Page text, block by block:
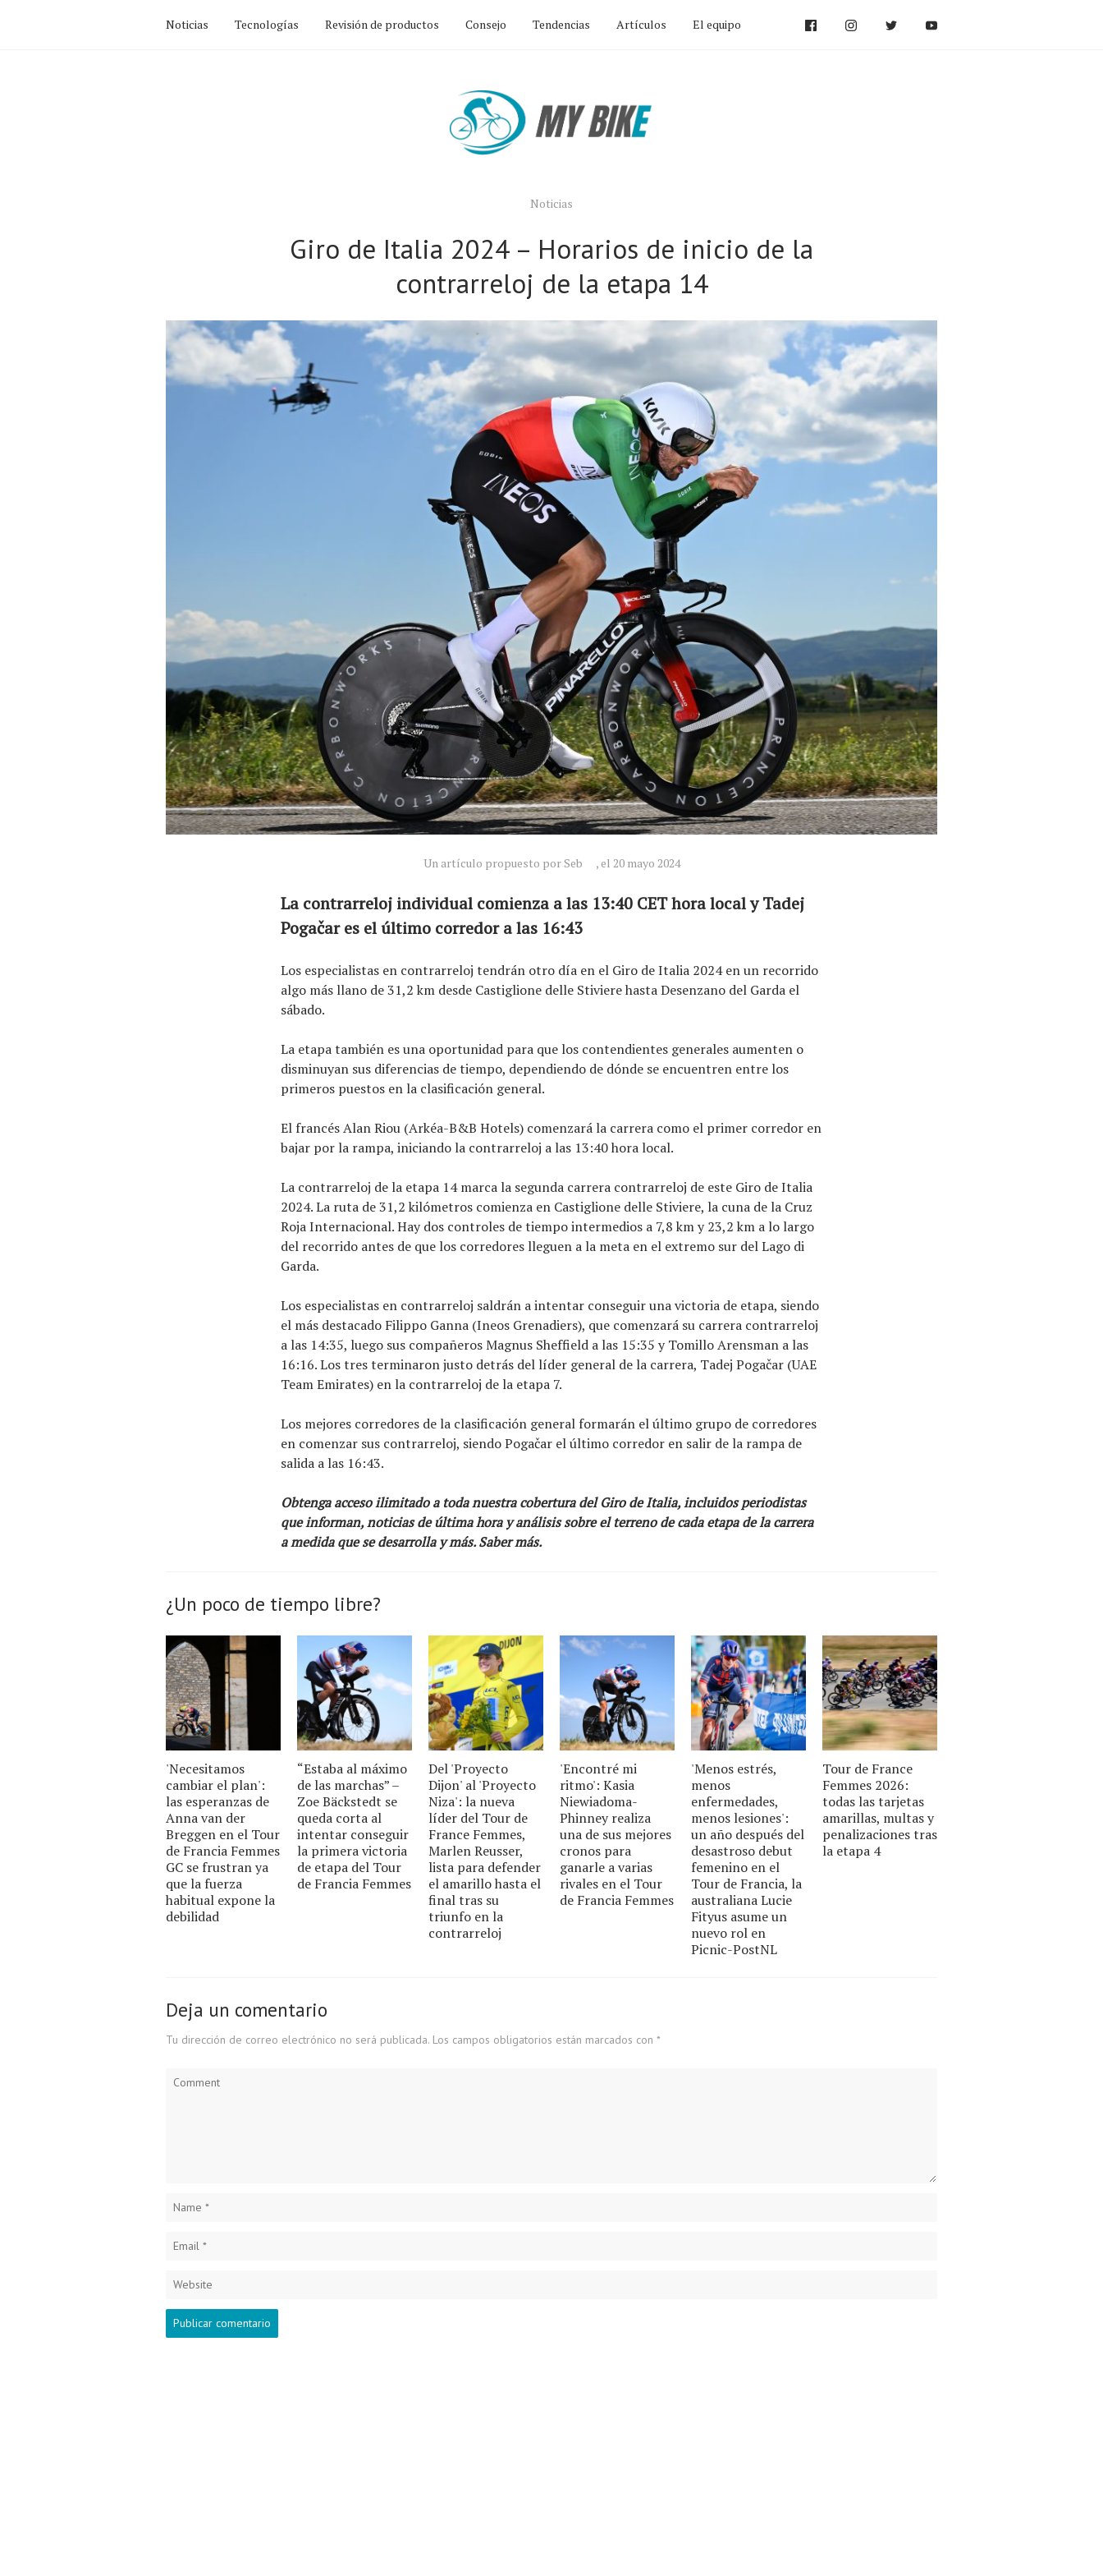
Noticias Tecnologías Revisión de productos Consejo Tendencias Artículos El equipo
Noticias
Giro de Italia 2024 – Horarios de inicio de la
contrarreloj de la etapa 14
Un artículo propuesto por Seb , el 20 mayo 2024
La contrarreloj individual comienza a las 13:40 CET hora local y Tadej
Pogačar es el último corredor a las 16:43
Los especialistas en contrarreloj tendrán otro día en el Giro de Italia 2024 en un recorrido
algo más llano de 31,2 km desde Castiglione delle Stiviere hasta Desenzano del Garda el
sábado.
La etapa también es una oportunidad para que los contendientes generales aumenten o
disminuyan sus diferencias de tiempo, dependiendo de dónde se encuentren entre los
primeros puestos en la clasificación general.
El francés Alan Riou (Arkéa-B&B Hotels) comenzará la carrera como el primer corredor en
bajar por la rampa, iniciando la contrarreloj a las 13:40 hora local.
La contrarreloj de la etapa 14 marca la segunda carrera contrarreloj de este Giro de Italia
2024. La ruta de 31,2 kilómetros comienza en Castiglione delle Stiviere, la cuna de la Cruz
Roja Internacional. Hay dos controles de tiempo intermedios a 7,8 km y 23,2 km a lo largo
del recorrido antes de que los corredores lleguen a la meta en el extremo sur del Lago di
Garda.
Los especialistas en contrarreloj saldrán a intentar conseguir una victoria de etapa, siendo
el más destacado Filippo Ganna (Ineos Grenadiers), que comenzará su carrera contrarreloj
a las 14:35, luego sus compañeros Magnus Sheffield a las 15:35 y Tomillo Arensman a las
16:16. Los tres terminaron justo detrás del líder general de la carrera, Tadej Pogačar (UAE
Team Emirates) en la contrarreloj de la etapa 7.
Los mejores corredores de la clasificación general formarán el último grupo de corredores
en comenzar sus contrarreloj, siendo Pogačar el último corredor en salir de la rampa de
salida a las 16:43.
Obtenga acceso ilimitado a toda nuestra cobertura del Giro de Italia, incluidos periodistas
que informan, noticias de última hora y análisis sobre el terreno de cada etapa de la carrera
a medida que se desarrolla y más.Saber más.
¿Un poco de tiempo libre?
'Necesitamos
cambiar el plan':
las esperanzas de
Anna van der
Breggen en el Tour
de Francia Femmes
GC se frustran ya
que la fuerza
habitual expone la
debilidad
“Estaba al máximo
de las marchas” –
Zoe Bäckstedt se
queda corta al
intentar conseguir
la primera victoria
de etapa del Tour
de Francia Femmes
Del 'Proyecto
Dijon' al 'Proyecto
Niza': la nueva
líder del Tour de
France Femmes,
Marlen Reusser,
lista para defender
el amarillo hasta el
final tras su
triunfo en la
contrarreloj
'Encontré mi
ritmo': Kasia
Niewiadoma-
Phinney realiza
una de sus mejores
cronos para
ganarle a varias
rivales en el Tour
de Francia Femmes
'Menos estrés,
menos
enfermedades,
menos lesiones':
un año después del
desastroso debut
femenino en el
Tour de Francia, la
australiana Lucie
Fityus asume un
nuevo rol en
Picnic-PostNL
Tour de France
Femmes 2026:
todas las tarjetas
amarillas, multas y
penalizaciones tras
la etapa 4
Deja un comentario
Tu dirección de correo electrónico no será publicada. Los campos obligatorios están marcados con *